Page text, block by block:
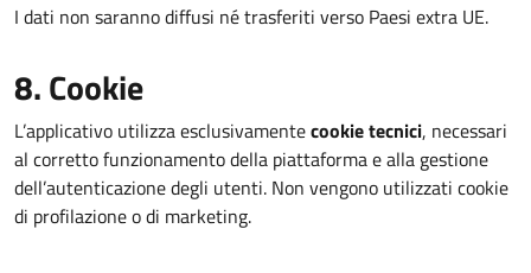
I dati non saranno diffusi né trasferiti verso Paesi extra UE.
8. Cookie
L’applicativo utilizza esclusivamentecookie tecnici, necessari
al corretto funzionamento della piattaforma e alla gestione
dell’autenticazione degli utenti. Non vengono utilizzati cookie
di profilazione o di marketing.